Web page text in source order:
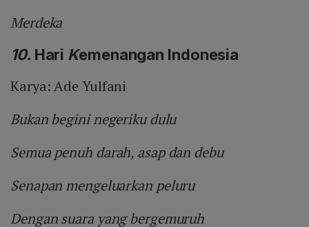
Merdeka
10. Hari Kemenangan Indonesia
Karya: Ade Yulfani
Bukan begini negeriku dulu
Semua penuh darah, asap dan debu
Senapan mengeluarkan peluru
Dengan suara yang bergemuruh